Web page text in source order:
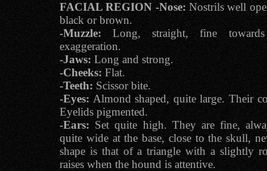
FACIAL REGION -Nose: Nostrils well
black or brown.
-Muzzle: Long, straight, fine
exaggeration.
-Jaws: Long and strong.
-Cheeks: Flat.
-Teeth: Scissor bite.
-Eyes: Almond shaped, quite large. Their
Eyelids pigmented.
-Ears: Set quite high. They are fine,
quite wide at the base, close to the skull,
shape is that of a triangle with a slightly
raises when the hound is attentive.